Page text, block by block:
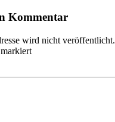
Kommentar
wird nicht veröffentlicht.
markiert